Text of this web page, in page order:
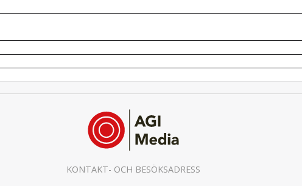
KONTAKT- OCH BESÖKSADRESS